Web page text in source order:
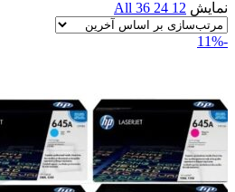
نمایش 12
24
36
All
-11%